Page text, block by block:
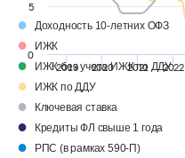
2019 2020 2021 2022
0
5
● Доходность 10-летних ОФЗ
● ИЖК
● ИЖК без учета ИЖК по ДДУ
● ИЖК по ДДУ
● Ключевая ставка
● Кредиты ФЛ свыше 1 года
● РПС (в рамках 590-П)